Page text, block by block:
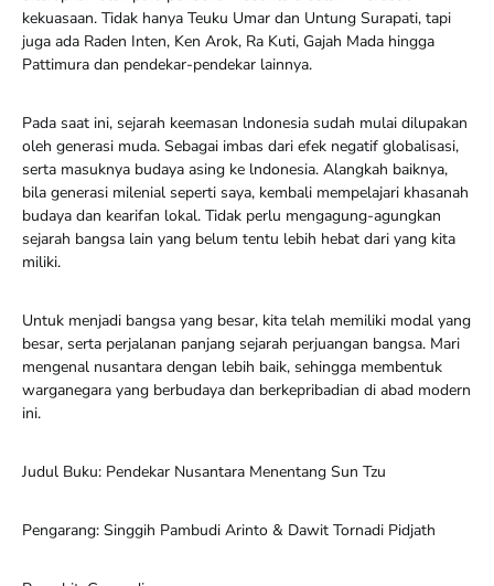
kekuasaan. Tidak hanya Teuku Umar dan Untung Surapati, tapi
juga ada Raden Inten, Ken Arok, Ra Kuti, Gajah Mada hingga
Pattimura dan pendekar-pendekar lainnya.
Pada saat ini, sejarah keemasan lndonesia sudah mulai dilupakan
oleh generasi muda. Sebagai imbas dari efek negatif globalisasi,
serta masuknya budaya asing ke lndonesia. Alangkah baiknya,
bila generasi milenial seperti saya, kembali mempelajari khasanah
budaya dan kearifan lokal. Tidak perlu mengagung-agungkan
sejarah bangsa lain yang belum tentu lebih hebat dari yang kita
miliki.
Untuk menjadi bangsa yang besar, kita telah memiliki modal yang
besar, serta perjalanan panjang sejarah perjuangan bangsa. Mari
mengenal nusantara dengan lebih baik, sehingga membentuk
warganegara yang berbudaya dan berkepribadian di abad modern
ini.
Judul Buku: Pendekar Nusantara Menentang Sun Tzu
Pengarang: Singgih Pambudi Arinto & Dawit Tornadi Pidjath